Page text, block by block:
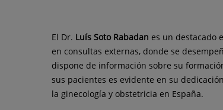
El Dr. Luís Soto Rabadan es un destacado
en consultas externas, donde se
dispone de información sobre su
sus pacientes es evidente en su
la ginecología y obstetricia en España.